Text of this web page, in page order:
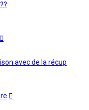
avec de la récup